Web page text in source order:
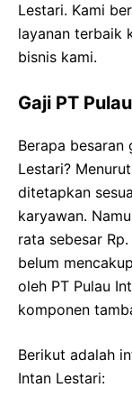
Lestari. Kami
layanan terbaik
bisnis kami.
Gaji PT
Berapa besaran
Lestari?
ditetapkan
karyawan.
rata sebesar
belum
oleh PT Pulau
komponen
Berikut adalah
Intan Lestari: